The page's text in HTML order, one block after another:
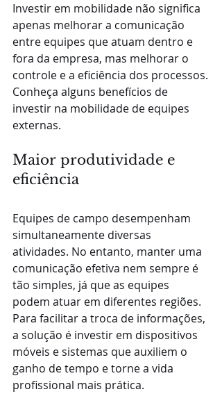
Investir em mobilidade não significa
apenas melhorar a comunicação
entre equipes que atuam dentro e
fora da empresa, mas melhorar o
controle e a eficiência dos processos.
Conheça alguns benefícios de
investir na mobilidade de equipes
externas.
Maior produtividade e
eficiência
Equipes de campo desempenham
simultaneamente diversas
atividades. No entanto, manter uma
comunicação efetiva nem sempre é
tão simples, já que as equipes
podem atuar em diferentes regiões.
Para facilitar a troca de informações,
a solução é investir em dispositivos
móveis e sistemas que auxiliem o
ganho de tempo e torne a vida
profissional mais prática.